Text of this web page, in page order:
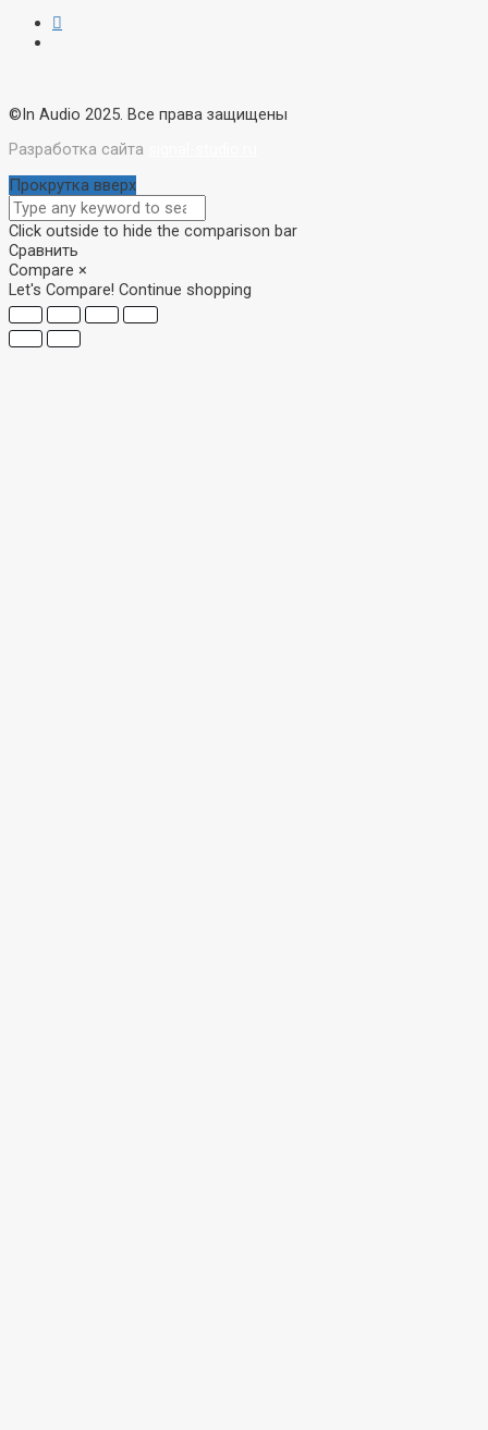
©In Audio 2025. Все права защищены
Разработка сайта
Прокрутка вверх
Click outside to hide the comparison bar
Сравнить
Compare ×
Let's Compare! Continue shopping